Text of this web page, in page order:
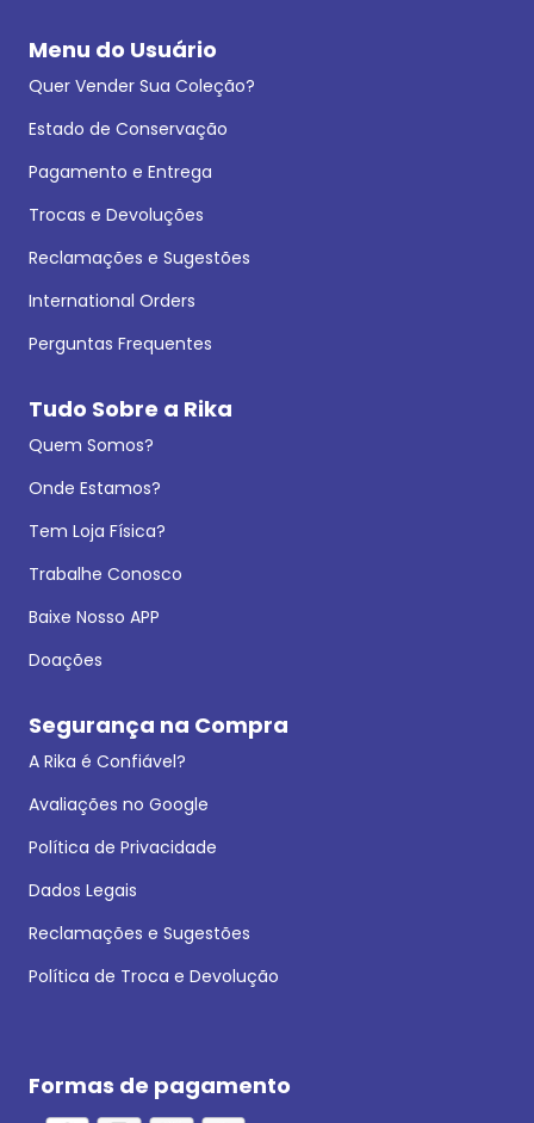
Menu do Usuário
Quer Vender Sua Coleção?
Estado de Conservação
Pagamento e Entrega
Trocas e Devoluções
Reclamações e Sugestões
International Orders
Perguntas Frequentes
Tudo Sobre a Rika
Quem Somos?
Onde Estamos?
Tem Loja Física?
Trabalhe Conosco
Baixe Nosso APP
Doações
Segurança na Compra
A Rika é Confiável?
Avaliações no Google
Política de Privacidade
Dados Legais
Reclamações e Sugestões
Política de Troca e Devolução
Formas de pagamento